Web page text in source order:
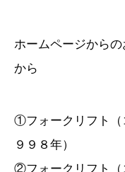
ホームページから
から
①フォークリフト
９９８年）
②フォークリフト